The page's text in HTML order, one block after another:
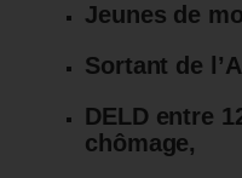
Jeunes de
Sortant de
DELD entre
chômage,